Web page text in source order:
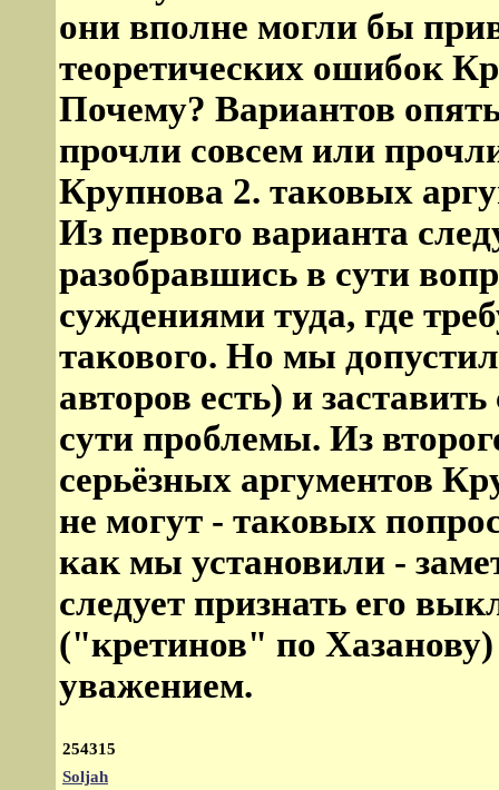
они вполне могли бы
теоретических ошибок
Почему? Вариантов
прочли совсем или
Крупнова 2. таковых
Из первого варианта
разобравшись в сути
суждениями туда, где
такового. Но мы
авторов есть) и
сути проблемы. Из
серьёзных аргументов
не могут - таковых
как мы установили -
следует признать его
("кретинов" по
уважением.
254315
Soljah